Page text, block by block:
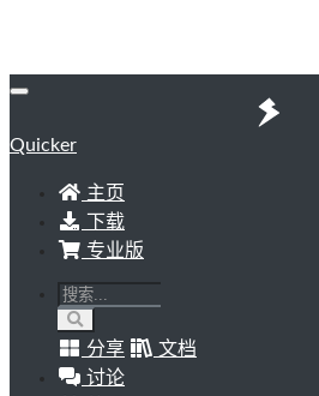
Quicker
主页
下载
专业版
分享
文档
讨论